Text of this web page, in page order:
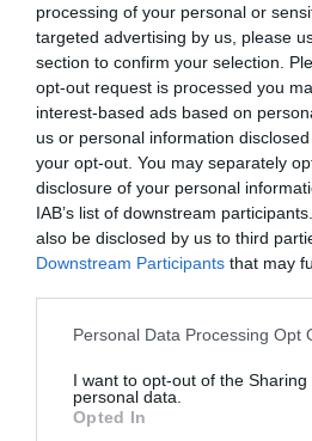
processing of your personal or
targeted advertising by us, please
section to confirm your selection.
opt-out request is processed you
interest-based ads based on
us or personal information
your opt-out. You may separately
disclosure of your personal
IAB’s list of downstream
also be disclosed by us to third
Downstream Participants that may
Please note that this website/app
not limited to your visit or usage
grant or deny consent to Google
use your data for below specified
Personal Data Processing Opt
I want to opt-out of the Sharing
personal data.
Opted In
Facebook
X
LinkedIn
Tags:61η Biennale Βενετίας,
Foundation,ΕΠΙΚΑΙΡΟΤΗΤΑ,